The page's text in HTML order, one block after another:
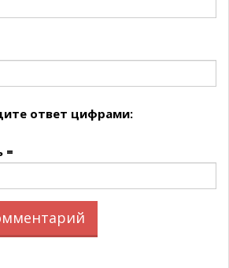
ответ цифрами:
=